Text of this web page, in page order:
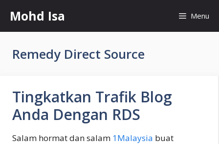
content
Mohd Isa Menu
Remedy Direct Source
Tingkatkan Trafik Blog
Anda Dengan RDS
Salam hormat dan salam 1Malaysia buat